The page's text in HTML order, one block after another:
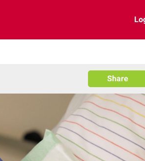
Share